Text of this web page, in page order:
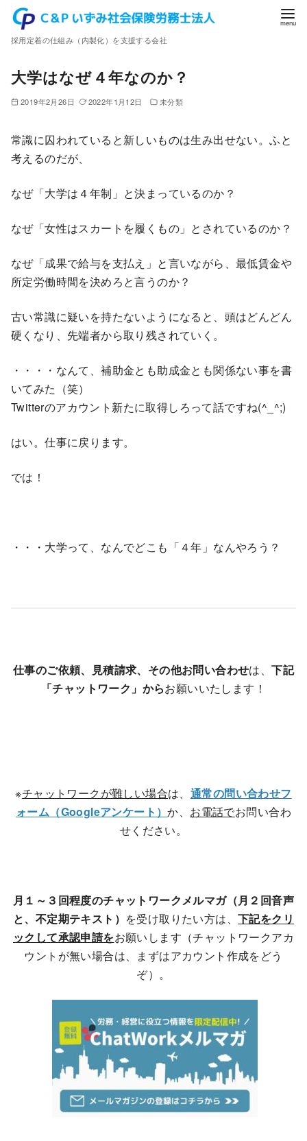
採用定着の仕組み（内製化）を支援する会社
大学はなぜ４年なのか？
2019年2月26日 2022年1月12日 未分類
常識に囚われていると新しいものは生み出せない。ふと
考えるのだが、
なぜ「大学は４年制」と決まっているのか？
なぜ「女性はスカートを履くもの」とされているのか？
なぜ「成果で給与を支払え」と言いながら、最低賃金や
所定労働時間を決めろと言うのか？
古い常識に疑いを持たないようになると、頭はどんどん
硬くなり、先端者から取り残されていく。
・・・・なんて、補助金とも助成金とも関係ない事を書
いてみた（笑）
Twitterのアカウント新たに取得しろって話ですね(^_^;)
はい。仕事に戻ります。
では！
・・・大学って、なんでどこも「４年」なんやろう？
仕事のご依頼、見積請求、その他お問い合わせは、下記
「チャットワーク」からお願いいたします！
※チャットワークが難しい場合は、 通常の問い合わせフ
ォーム（Googleアンケート）か、 お電話でお問い合わ
せください。
月１～３回程度のチャットワークメルマガ（月２回音声
と、不定期テキスト） を受け取りたい方は、 下記をクリ
ックして承認申請をお願いします（チャットワークアカ
ウントが無い場合は、まずはアカウント作成をどう
ぞ）。